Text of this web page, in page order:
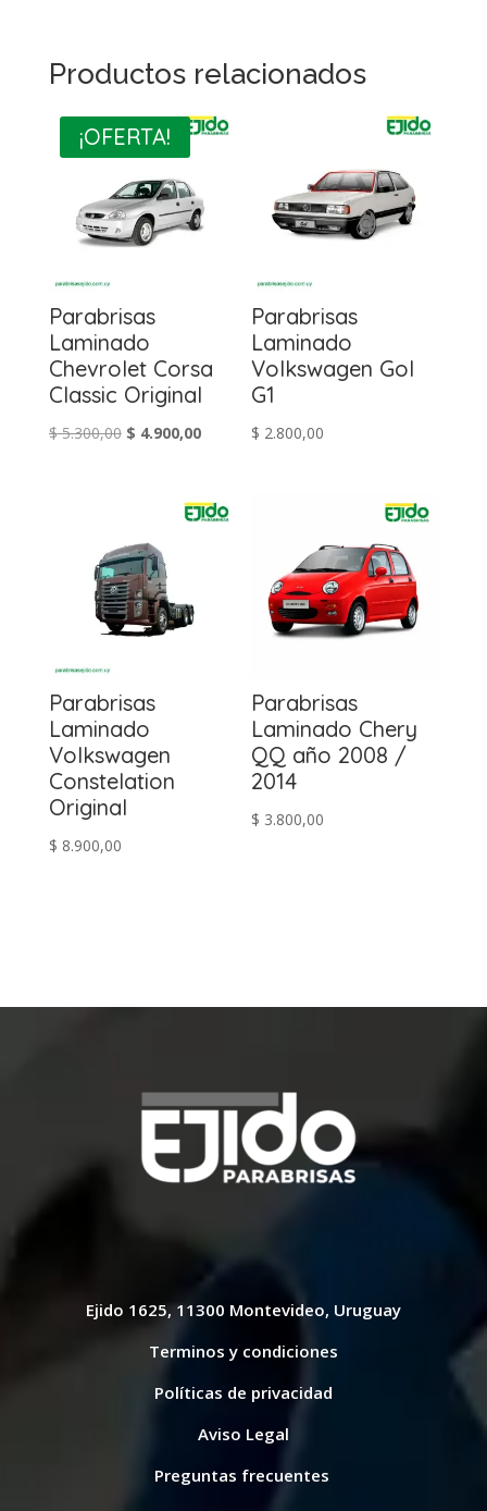
Productos relacionados
¡OFERTA!
Parabrisas
Laminado
Chevrolet Corsa
Classic Original
$5.300,00 El
$ 5.300,00.
$ 4.900,00El
es:
Parabrisas
Laminado
Volkswagen Gol
G1
$ 2.800,00
Parabrisas
Laminado
Volkswagen
Constelation
Original
$ 8.900,00
Parabrisas
Laminado Chery
QQ año 2008 /
2014
$ 3.800,00
Ejido 1625, 11300 Montevideo, Uruguay
Terminos y condiciones
Políticas de privacidad
Aviso Legal
Preguntas frecuentes